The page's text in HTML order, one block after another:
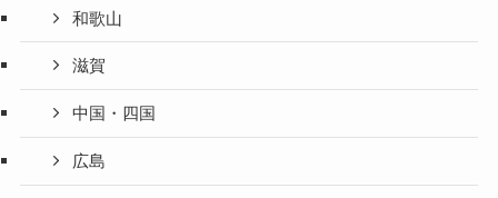
和歌山
滋賀
中国・四国
広島